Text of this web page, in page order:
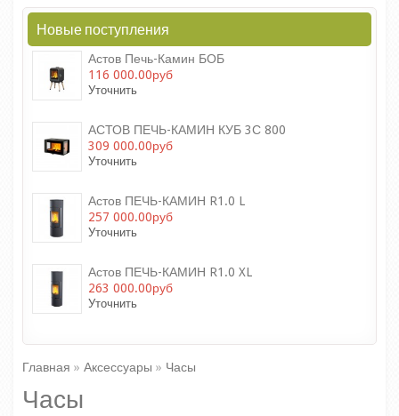
Новые поступления
Астов Печь-Камин БОБ
116 000.00руб
Уточнить
АСТОВ ПЕЧЬ-КАМИН КУБ 3С 800
309 000.00руб
Уточнить
Астов ПЕЧЬ-КАМИН R1.0 L
257 000.00руб
Уточнить
Астов ПЕЧЬ-КАМИН R1.0 XL
263 000.00руб
Уточнить
Главная » Аксессуары » Часы
Часы